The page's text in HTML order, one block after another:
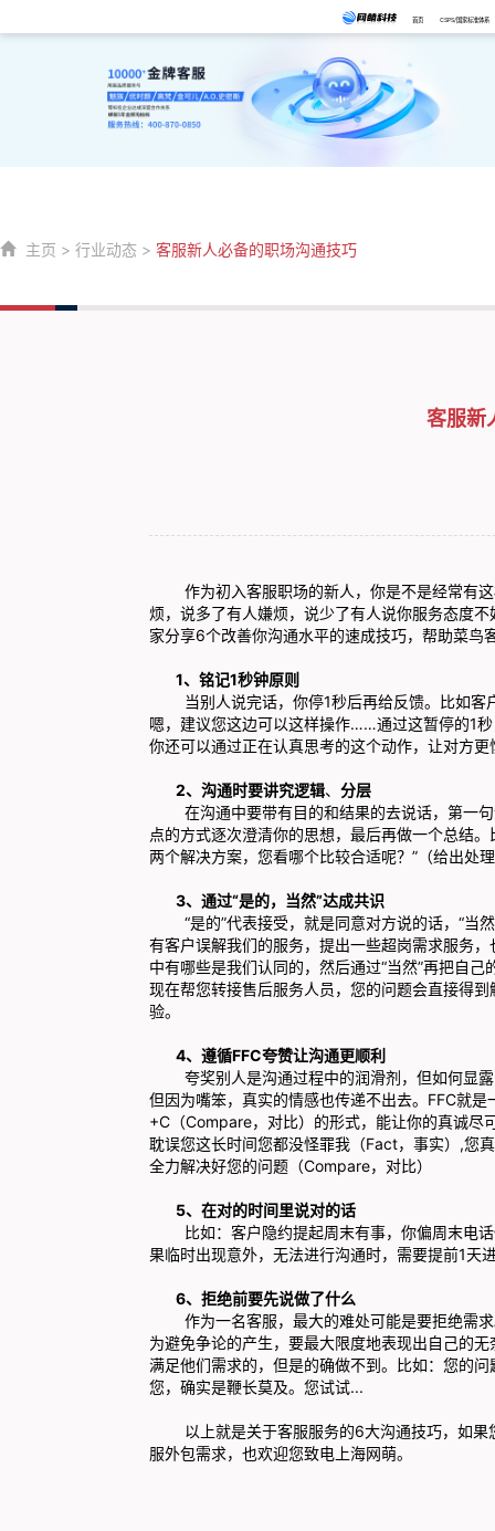
首页 CSPS/国家标准体系
主页 > 行业动态 > 客服新人必备的职场沟通技巧
客服新
作为初入客服职场的新人，你是不是经常有这
烦，说多了有人嫌烦，说少了有人说你服务态度
家分享6个改善你沟通水平的速成技巧，帮助菜鸟
1、 铭记1秒钟原则
当别人说完话，你停1秒后再给反馈。比如客
嗯，建议您这边可以这样操作……通过这暂停的1
你还可以通过正在认真思考的这个动作，让对方
2、 沟通时要讲究逻辑、 分层
在沟通中要带有目的和结果的去说话，第一句
点的方式逐次澄清你的思想，最后再做一个总结
两个解决方案，您看哪个比较合适呢？”（给出处
3、 通过“是的，当然”达成共识
“是的”代表接受，就是同意对方说的话，“当然
有客户误解我们的服务，提出一些超岗需求服务
中有哪些是我们认同的，然后通过“当然”再把自
现在帮您转接售后服务人员，您的问题会直接得
验。
4、 遵循FFC夸赞让沟通更顺利
夸奖别人是沟通过程中的润滑剂，但如何显露
但因为嘴笨，真实的情感也传递不出去。FFC就
+C（Compare，对比）的形式，能让你的真诚尽
耽误您这长时间您都没怪罪我（Fact，事实）,您
全力解决好您的问题（Compare，对比）
5、 在对的时间里说对的话
比如：客户隐约提起周末有事，你偏周末电话
果临时出现意外，无法进行沟通时，需要提前1天
6、 拒绝前要先说做了什么
作为一名客服，最大的难处可能是要拒绝需求
为避免争论的产生，要最大限度地表现出自己的
满足他们需求的，但是的确做不到。比如：您的
您，确实是鞭长莫及。您试试...
以上就是关于客服服务的6大沟通技巧，如果
服外包需求，也欢迎您致电上海网萌。